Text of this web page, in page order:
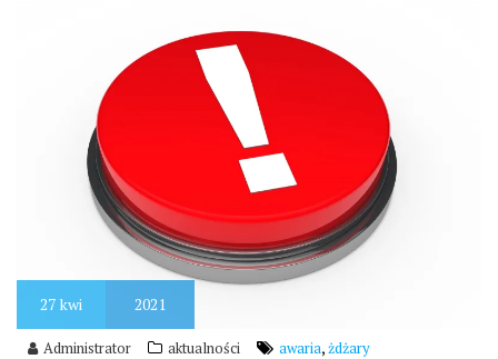
27 kwi 2021
Administrator aktualności awaria,żdżary